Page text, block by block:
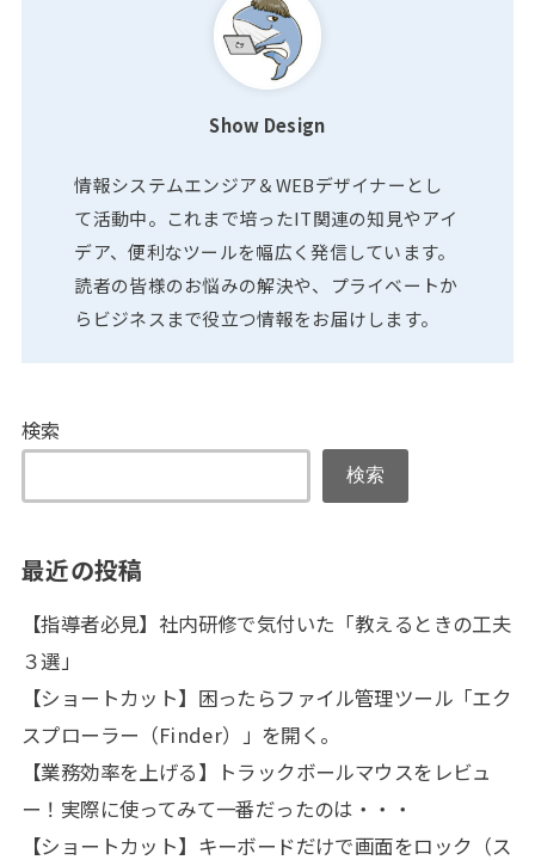
Show Design
情報システムエンジア＆WEBデザイナーとし
て活動中。これまで培ったIT関連の知見やアイ
デア、便利なツールを幅広く発信しています。
読者の皆様のお悩みの解決や、プライベートか
らビジネスまで役立つ情報をお届けします。
検索
検索
最近の投稿
【指導者必見】社内研修で気付いた「教えるときの工夫
３選」
【ショートカット】困ったらファイル管理ツール「エク
スプローラー（Finder）」を開く。
【業務効率を上げる】トラックボールマウスをレビュ
ー！実際に使ってみて一番だったのは・・・
【ショートカット】キーボードだけで画面をロック（ス